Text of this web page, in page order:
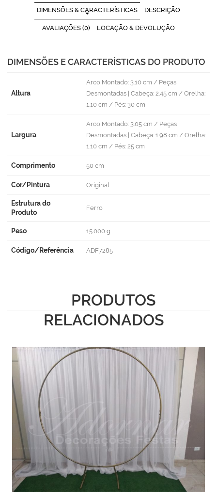
DIMENSÕES & CARACTERÍSTICAS DESCRIÇÃO
AVALIAÇÕES (0) LOCAÇÃO & DEVOLUÇÃO
DIMENSÕES E CARACTERÍSTICAS DO PRODUTO
Altura
Arco Montado: 3.10 cm / Peças
Desmontadas | Cabeça: 2.45 cm / Orelha:
1.10 cm / Pés: 30 cm
Largura
Arco Montado: 3.05 cm / Peças
Desmontadas | Cabeça: 1.98 cm / Orelha:
1.10 cm / Pés: 25 cm
Comprimento 50 cm
Cor/Pintura Original
Estrutura do
Produto
Ferro
Peso 15.000 g
Código/Referência ADF7285
PRODUTOS
RELACIONADOS